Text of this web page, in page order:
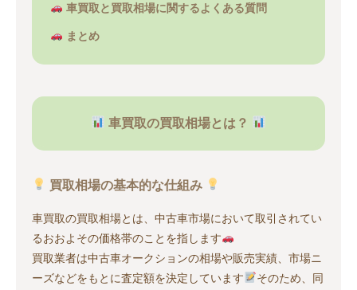
車買取と買取相場に関するよくある質問
まとめ
車買取の買取相場とは？
買取相場の基本的な仕組み
車買取の買取相場とは、中古車市場において取引されてい
るおおよその価格帯のことを指します
買取業者は中古車オークションの相場や販売実績、市場ニ
ーズなどをもとに査定額を決定しています
そのため、同